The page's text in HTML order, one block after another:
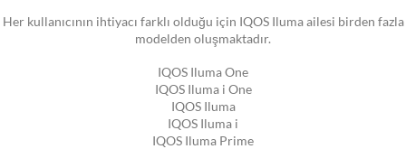
Her kullanıcının ihtiyacı farklı olduğu için IQOS Iluma ailesi birden fazla
modelden oluşmaktadır.
IQOS Iluma One
IQOS Iluma i One
IQOS Iluma
IQOS Iluma i
IQOS Iluma Prime